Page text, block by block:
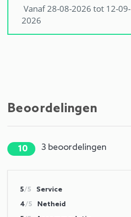
Vanaf 28-08-2026 tot 12-09-
2026
Beoordelingen
10 3 beoordelingen
5/5
Service
4/5
Netheid